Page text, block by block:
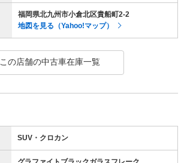
福岡県北九州市小倉北区貴船町2-2
地図を見る（Yahoo!マップ）
この店舗の中古車在庫一覧
SUV・クロカン